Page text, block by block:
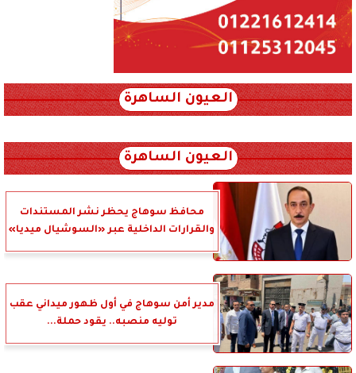
العيون الساهرة
العيون الساهرة
محافظ سوهاج يحظر نشر المستندات
والقرارات الداخلية عبر «السوشيال ميديا»
مدير أمن سوهاج في أول ظهور ميداني عقب
توليه منصبه.. يقود حملة...